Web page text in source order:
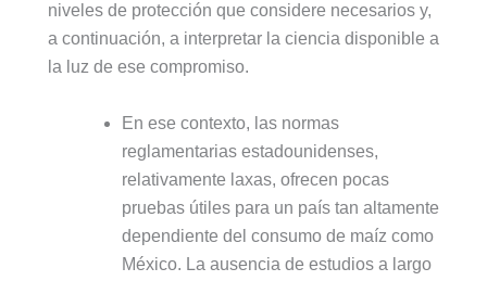
niveles de protección que considere necesarios y,
a continuación, a interpretar la ciencia disponible a
la luz de ese compromiso.
En ese contexto, las normas
reglamentarias estadounidenses,
relativamente laxas, ofrecen pocas
pruebas útiles para un país tan altamente
dependiente del consumo de maíz como
México. La ausencia de estudios a largo